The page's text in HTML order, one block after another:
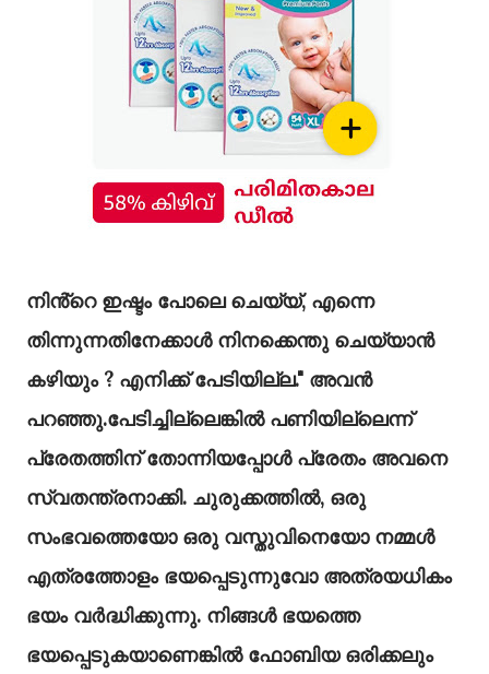
നിൻ്റെ ഇഷ്ടം പോലെ ചെയ്യ്, എന്നെ
തിന്നുന്നതിനേക്കാൾ നിനക്കെന്തു ചെയ്യാൻ
കഴിയും ? എനിക്ക് പേടിയില്ല." അവൻ
പറഞ്ഞു.പേടിച്ചില്ലെങ്കിൽ പണിയില്ലെന്ന്
പ്രേതത്തിന് തോന്നിയപ്പോൾ പ്രേതം അവനെ
സ്വതന്ത്രനാക്കി. ചുരുക്കത്തിൽ, ഒരു
സംഭവത്തെയോ ഒരു വസ്തുവിനെയോ നമ്മൾ
എത്രത്തോളം ഭയപ്പെടുന്നുവോ അത്രയധികം
ഭയം വർദ്ധിക്കുന്നു. നിങ്ങൾ ഭയത്തെ
ഭയപ്പെടുകയാണെങ്കിൽ ഫോബിയ ഒരിക്കലും